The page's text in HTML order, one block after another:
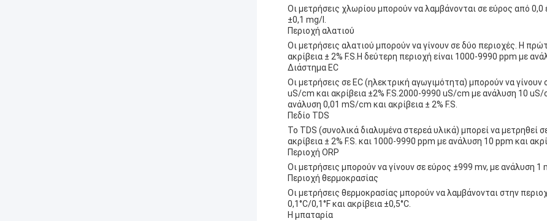
Οι μετρήσεις χλωρίου μπορούν να λαμβάνονται σε εύρος από
±0,1 mg/l.
Περιοχή αλατιού
Οι μετρήσεις αλατιού μπορούν να γίνουν σε δύο περιοχές. Η
ακρίβεια ± 2% F.S.Η δεύτερη περιοχή είναι 1000-9990 ppm με
Διάστημα EC
Οι μετρήσεις σε EC (ηλεκτρική αγωγιμότητα) μπορούν να
uS/cm και ακρίβεια ±2% F.S.2000-9990 uS/cm με ανάλυση 10
ανάλυση 0,01 mS/cm και ακρίβεια ± 2% F.S.
Πεδίο TDS
Το TDS (συνολικά διαλυμένα στερεά υλικά) μπορεί να μετρηθεί
ακρίβεια ± 2% F.S. και 1000-9990 ppm με ανάλυση 10 ppm και
Περιοχή ORP
Οι μετρήσεις μπορούν να γίνουν σε εύρος ±999 mv, με ανάλυση 1
Περιοχή θερμοκρασίας
Οι μετρήσεις θερμοκρασίας μπορούν να λαμβάνονται στην
0,1°C/0,1°F και ακρίβεια ±0,5°C.
Η μπαταρία